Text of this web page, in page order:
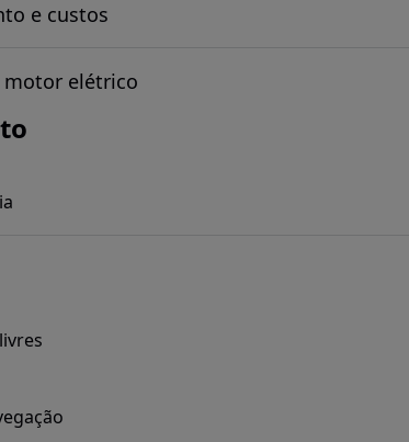
e custos
motor elétrico